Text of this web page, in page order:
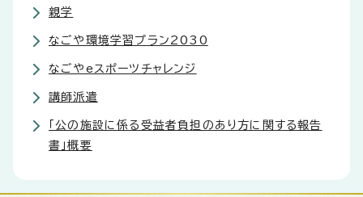
親学
なごや環境学習プラン2030
なごやeスポーツチャレンジ
講師派遣
「公の施設に係る受益者負担のあり方に関する報告
書」概要